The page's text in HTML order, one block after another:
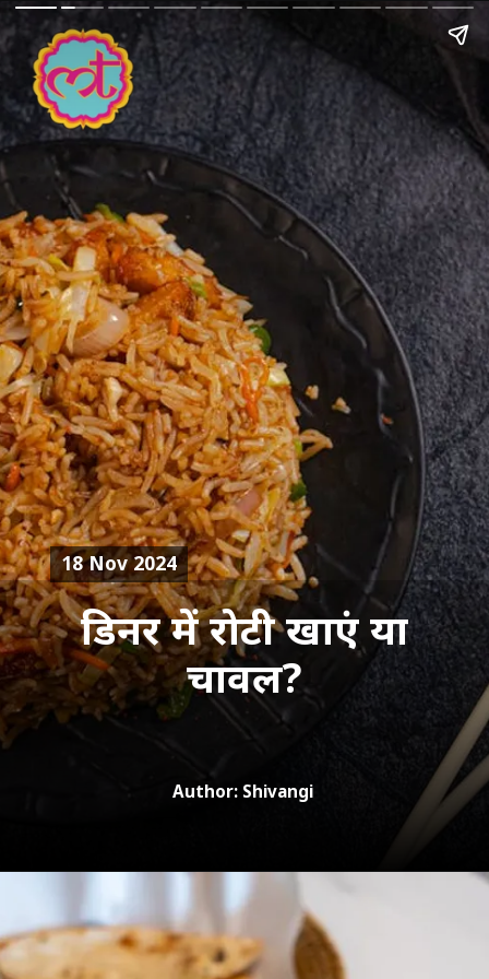
डिनर में रोटी खाएं या
चावल?
18 Nov 2024
Author: Shivangi